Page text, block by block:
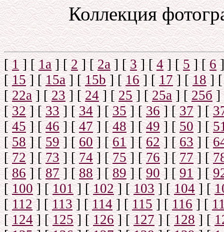
Коллекция
[1] [1а] [2] [2а] [3] [4] [5] [6 ]
[ 15] [15a] [15b] [ 16] [17] [18]
[22a] [23] [24] [25] [25а] [25б]
[32] [33] [34] [35] [36] [37] [
[45] [46] [47] [48] [49] [50] [
[58] [59] [60] [61] [62] [63] [
[72] [73] [74] [75] [76] [77] [
[86] [87] [88] [89] [90] [91] [
[100] [101] [102] [103] [104] [
[112] [113] [114] [115] [116] [
[124] [125] [126] [127] [128] [